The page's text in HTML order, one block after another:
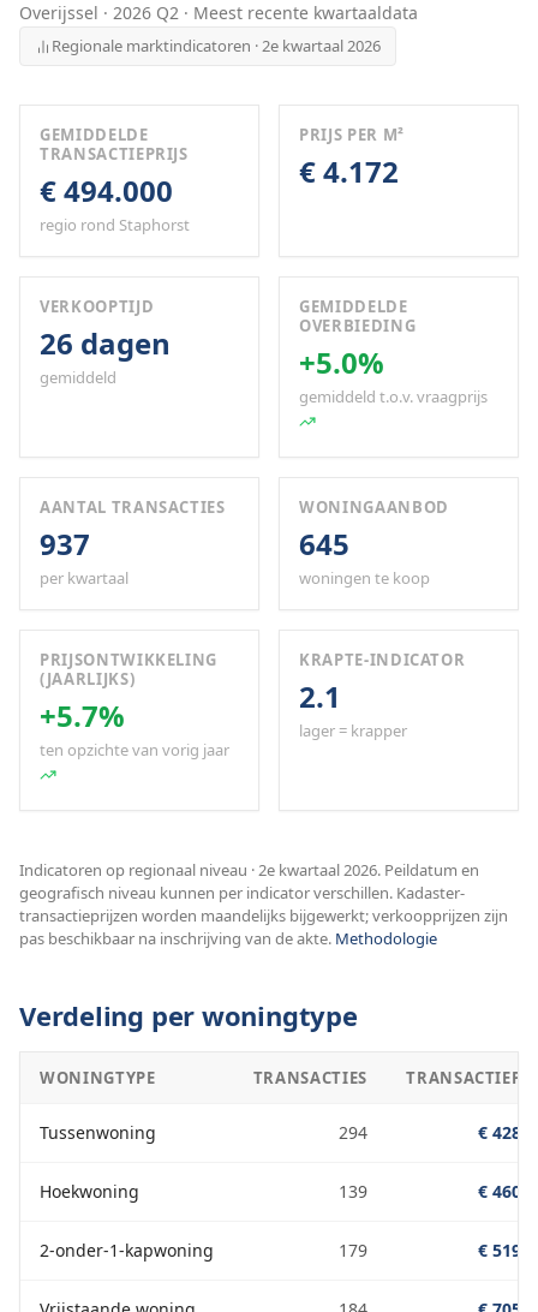
Overijssel · 2026 Q2 · Meest recente kwartaaldata
Regionale marktindicatoren · 2e kwartaal 2026
GEMIDDELDE
TRANSACTIEPRIJS
€ 494.000
regio rond Staphorst
PRIJS PER M²
€ 4.172
VERKOOPTIJD
26 dagen
gemiddeld
GEMIDDELDE
OVERBIEDING
+5.0%
gemiddeld t.o.v. vraagprijs
AANTAL TRANSACTIES
937
per kwartaal
WONINGAANBOD
645
woningen te koop
PRIJSONTWIKKELING
(JAARLIJKS)
+5.7%
ten opzichte van vorig jaar
KRAPTE-INDICATOR
2.1
lager = krapper
Indicatoren op regionaal niveau · 2e kwartaal 2026. Peildatum en
geografisch niveau kunnen per indicator verschillen. Kadaster-
transactieprijzen worden maandelijks bijgewerkt; verkoopprijzen zijn
pas beschikbaar na inschrijving van de akte. Methodologie
Verdeling per woningtype
WONINGTYPE TRANSACTIES
Tussenwoning 294 €
Hoekwoning 139 €
2-onder-1-kapwoning 179 €